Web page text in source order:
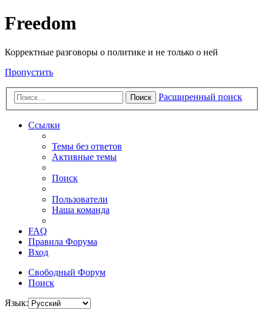
Freedom
Корректные разговоры о политике и не только о ней
Пропустить
Поиск Расширенный поиск
Ссылки
Темы без ответов
Активные темы
Поиск
Пользователи
Наша команда
FAQ
Правила Форума
Вход
Свободный Форум
Поиск
Язык: